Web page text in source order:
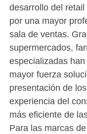
desarrollo del
por una mayor
sala de ventas.
supermercados,
especializadas
mayor fuerza
presentación de
experiencia del
más eficiente de
Para las marcas